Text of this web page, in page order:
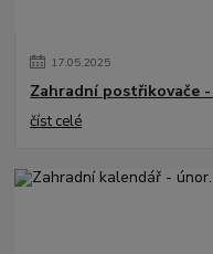
17.05.2025
Zahradní postřikovače
číst celé